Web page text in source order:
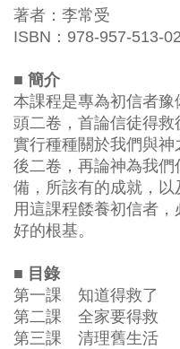
著者：李常受
ISBN：978-957-513-
■ 簡介
本課程是專為初信者豫
頭二卷，首論信徒得
實行種種關於我們與神
後二卷，再論神為我
備，所該有的成就，以
用這課程餧養初信者
好的根基。
■ 目錄
第一課 知道得救了
第二課 全家要得救
第三課 清理舊生活